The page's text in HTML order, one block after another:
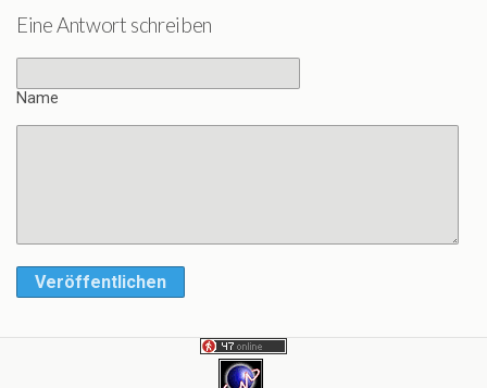
Eine Antwort schreiben
Name
Veröffentlichen